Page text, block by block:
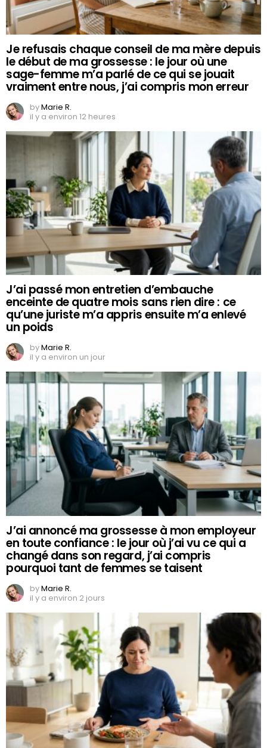
Je refusais chaque conseil de ma mère depuis
le début de ma grossesse : le jour où une
sage-femme m’a parlé de ce qui se jouait
vraiment entre nous, j’ai compris mon erreur
byMarie R.
il y a environ 12 heures
J’ai passé mon entretien d’embauche
enceinte de quatre mois sans rien dire : ce
qu’une juriste m’a appris ensuite m’a enlevé
un poids
byMarie R.
il y a environ un jour
J’ai annoncé ma grossesse à mon employeur
en toute confiance : le jour où j’ai vu ce qui a
changé dans son regard, j’ai compris
pourquoi tant de femmes se taisent
byMarie R.
il y a environ 2 jours